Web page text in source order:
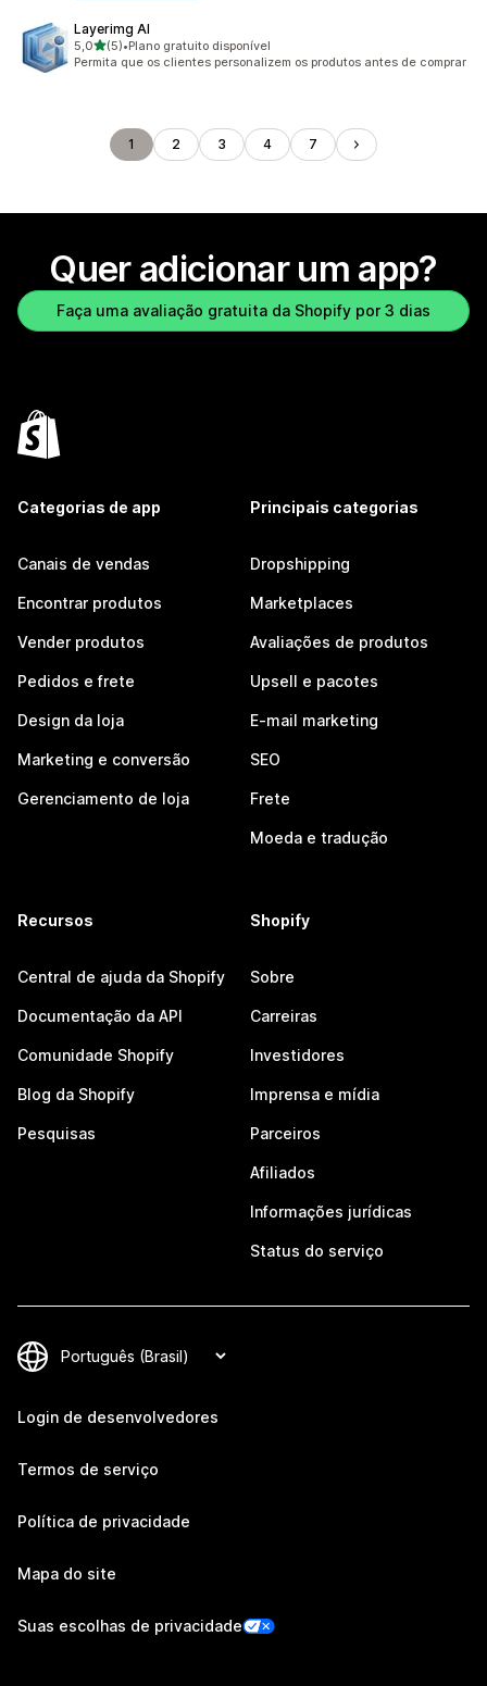
Layerimg AI
5,0de 5 estrelas
(5)
5 avaliações ao todo
•Plano gratuito disponível
Permita que os clientes personalizem os produtos antes de comprar
1 2 3 4 7
Quer adicionar um app?
Faça uma avaliação gratuita da Shopify por 3 dias
Categorias de app
Canais de vendas
Encontrar produtos
Vender produtos
Pedidos e frete
Design da loja
Marketing e conversão
Gerenciamento de loja
Principais categorias
Dropshipping
Marketplaces
Avaliações de produtos
Upsell e pacotes
E-mail marketing
SEO
Frete
Moeda e tradução
Recursos
Central de ajuda da Shopify
Documentação da API
Comunidade Shopify
Blog da Shopify
Pesquisas
Shopify
Sobre
Carreiras
Investidores
Imprensa e mídia
Parceiros
Afiliados
Informações jurídicas
Status do serviço
Login de desenvolvedores
Termos de serviço
Política de privacidade
Mapa do site
Suas escolhas de privacidade